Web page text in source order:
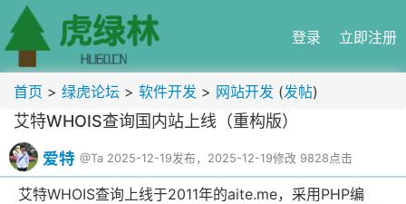
登录 立即注册
首页 > 绿虎论坛 > 软件开发 > 网站开发 (发帖)
艾特WHOIS查询国内站上线（重构版）
爱特 @Ta 2025-12-19发布，2025-12-19修改 9828点击
艾特WHOIS查询上线于2011年的aite.me，采用PHP编